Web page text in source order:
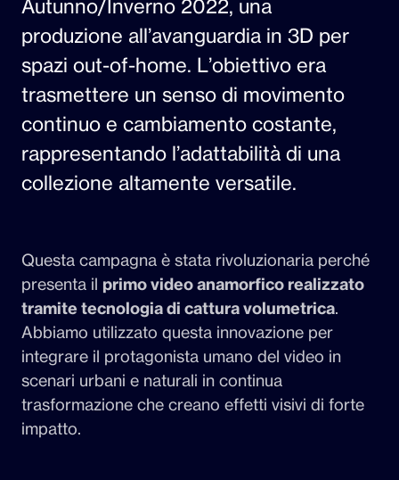
Autunno/Inverno 2022, una
produzione all’avanguardia in 3D per
spazi out-of-home. L’obiettivo era
trasmettere un senso di movimento
continuo e cambiamento costante,
rappresentando l’adattabilità di una
collezione altamente versatile.
Questa campagna è stata rivoluzionaria perché
presenta il primo video anamorfico realizzato
tramite tecnologia di cattura volumetrica.
Abbiamo utilizzato questa innovazione per
integrare il protagonista umano del video in
scenari urbani e naturali in continua
trasformazione che creano effetti visivi di forte
impatto.